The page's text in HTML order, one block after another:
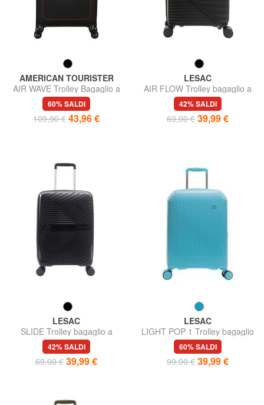
AMERICAN TOURISTER
AIR WAVE Trolley Bagaglio a
Mano
60% SALDI
109,90 € 43,96 €
LESAC
AIR FLOW Trolley bagaglio a
mano
42% SALDI
69,00 € 39,99 €
LESAC
SLIDE Trolley bagaglio a
mano ultraresistente
42% SALDI
69,00 € 39,99 €
LESAC
LIGHT POP 1 Trolley bagaglio
a mano
60% SALDI
99,90 € 39,99 €